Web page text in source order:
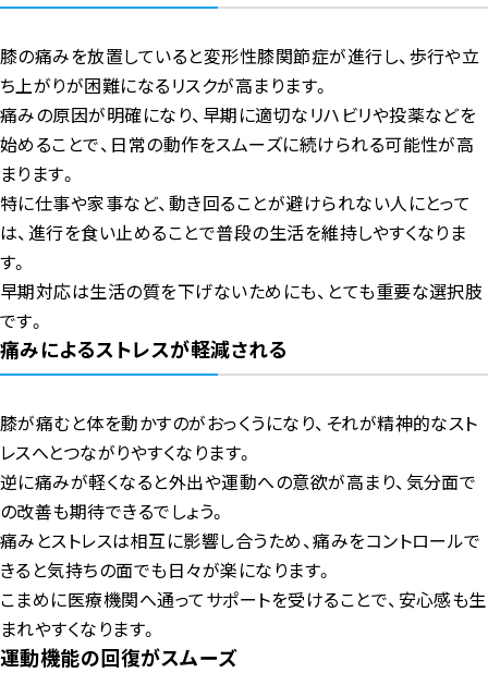
膝の痛みを放置していると変形性膝関節症が進行し、歩行や立
ち上がりが困難になるリスクが高まります。
痛みの原因が明確になり、早期に適切なリハビリや投薬などを
始めることで、日常の動作をスムーズに続けられる可能性が高
まります。
特に仕事や家事など、動き回ることが避けられない人にとって
は、進行を食い止めることで普段の生活を維持しやすくなりま
す。
早期対応は生活の質を下げないためにも、とても重要な選択肢
です。
痛みによるストレスが軽減される
膝が痛むと体を動かすのがおっくうになり、それが精神的なスト
レスへとつながりやすくなります。
逆に痛みが軽くなると外出や運動への意欲が高まり、気分面で
の改善も期待できるでしょう。
痛みとストレスは相互に影響し合うため、痛みをコントロールで
きると気持ちの面でも日々が楽になります。
こまめに医療機関へ通ってサポートを受けることで、安心感も生
まれやすくなります。
運動機能の回復がスムーズ